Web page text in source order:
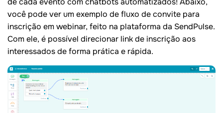
você pode ver um exemplo de fluxo de convite para
inscrição em webinar, feito na plataforma da SendPulse.
Com ele, é possível direcionar link de inscrição aos
interessados de forma prática e rápida.